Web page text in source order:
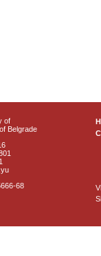
of
Belgrade
68